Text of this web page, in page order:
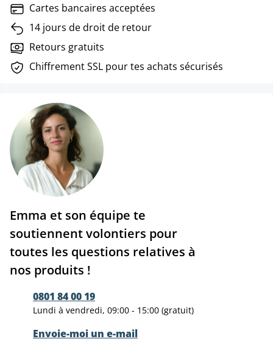
Cartes bancaires acceptées
14 jours de droit de retour
Retours gratuits
Chiffrement SSL pour tes achats sécurisés
Emma et son équipe te
soutiennent volontiers pour
toutes les questions relatives à
nos produits !
0801 84 00 19
Lundi à vendredi, 09:00 - 15:00 (gratuit)
Envoie-moi un e-mail